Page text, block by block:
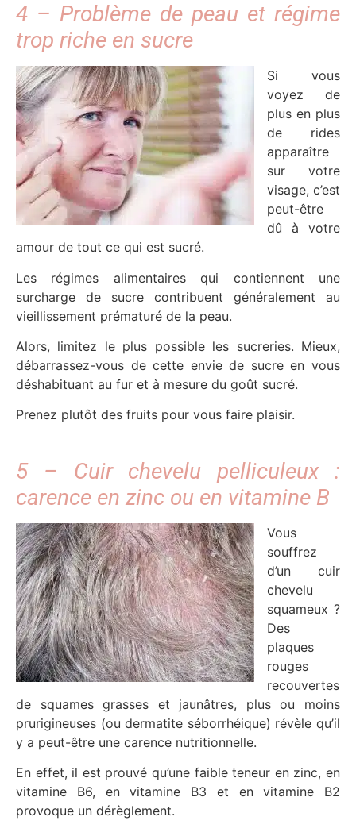
4 – Problème de peau et régime
trop riche en sucre
Si vous
voyez de
plus en plus
de rides
apparaître
sur votre
visage, c’est
peut-être
dû à votre
amour de tout ce qui est sucré.
Les régimes alimentaires qui contiennent une
surcharge de sucre contribuent généralement au
vieillissement prématuré de la peau.
Alors, limitez le plus possible les sucreries. Mieux,
débarrassez-vous de cette envie de sucre en vous
déshabituant au fur et à mesure du goût sucré.
Prenez plutôt des fruits pour vous faire plaisir.
5 – Cuir chevelu pelliculeux :
carence en zinc ou en vitamine B
Vous
souffrez
d’un cuir
chevelu
squameux ?
Des
plaques
rouges
recouvertes
de squames grasses et jaunâtres, plus ou moins
prurigineuses (ou dermatite séborrhéique) révèle qu’il
y a peut-être une carence nutritionnelle.
En effet, il est prouvé qu’une faible teneur en zinc, en
vitamine B6, en vitamine B3 et en vitamine B2
provoque un dérèglement.